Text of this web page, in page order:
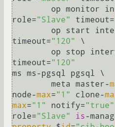
op
role="Slave" timeout=
op start
timeout="120"
\
op stop
timeout="120"
ms ms-pgsql pgsql \
        meta master-
node-max="1" clone-
max="1" notify="true"
role="Slave" is -